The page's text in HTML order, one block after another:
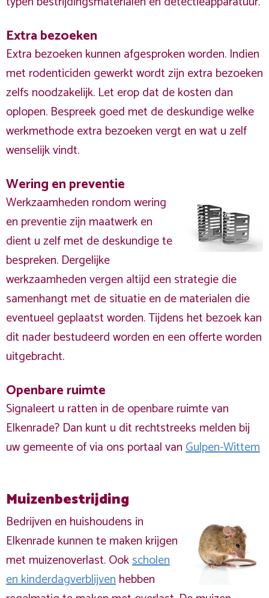
Extra bezoeken
Extra bezoeken kunnen afgesproken worden. Indien
met rodenticiden gewerkt wordt zijn extra bezoeken
zelfs noodzakelijk. Let erop dat de kosten dan
oplopen. Bespreek goed met de deskundige welke
werkmethode extra bezoeken vergt en wat u zelf
wenselijk vindt.
Wering en preventie
Werkzaamheden rondom wering
en preventie zijn maatwerk en
dient u zelf met de deskundige te
bespreken. Dergelijke
werkzaamheden vergen altijd een strategie die
samenhangt met de situatie en de materialen die
eventueel geplaatst worden. Tijdens het bezoek kan
dit nader bestudeerd worden en een offerte worden
uitgebracht.
Openbare ruimte
Signaleert u ratten in de openbare ruimte van
Elkenrade? Dan kunt u dit rechtstreeks melden bij
uw gemeente of via ons portaal vanGulpen-Wittem
Muizenbestrijding
Bedrijven en huishoudens in
Elkenrade kunnen te maken krijgen
met muizenoverlast. Ookscholen
en kinderdagverblijvenhebben